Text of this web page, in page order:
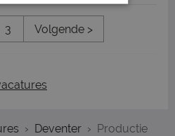
3 Volgende >
Deventer Productie